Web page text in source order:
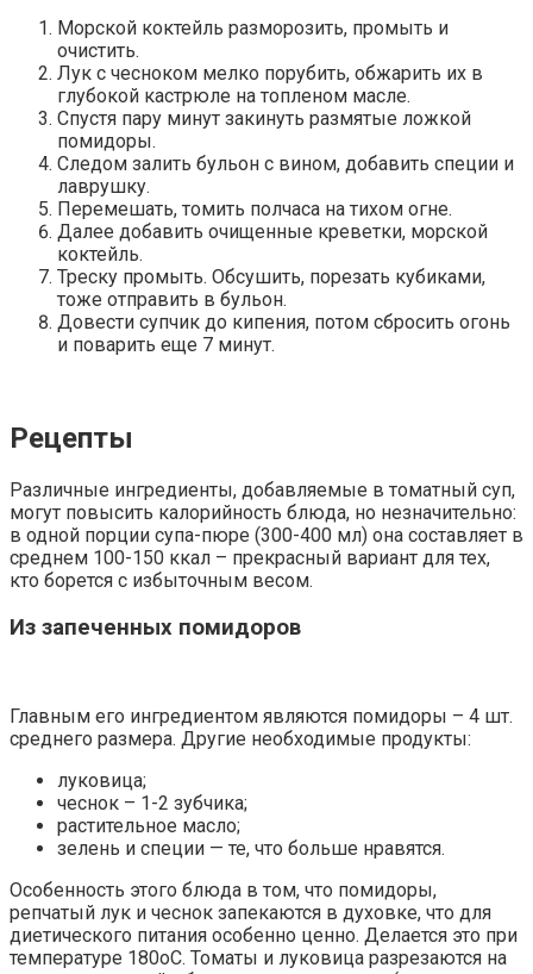
Морской коктейль разморозить, промыть и
очистить.
Лук с чесноком мелко порубить, обжарить их в
глубокой кастрюле на топленом масле.
Спустя пару минут закинуть размятые ложкой
помидоры.
Следом залить бульон с вином, добавить специи и
лаврушку.
Перемешать, томить полчаса на тихом огне.
Далее добавить очищенные креветки, морской
коктейль.
Треску промыть. Обсушить, порезать кубиками,
тоже отправить в бульон.
Довести супчик до кипения, потом сбросить огонь
и поварить еще 7 минут.
Рецепты
Различные ингредиенты, добавляемые в томатный суп,
могут повысить калорийность блюда, но незначительно:
в одной порции супа-пюре (300-400 мл) она составляет в
среднем 100-150 ккал – прекрасный вариант для тех,
кто борется с избыточным весом.
Из запеченных помидоров
Главным его ингредиентом являются помидоры – 4 шт.
среднего размера. Другие необходимые продукты:
луковица;
чеснок – 1-2 зубчика;
растительное масло;
зелень и специи — те, что больше нравятся.
Особенность этого блюда в том, что помидоры,
репчатый лук и чеснок запекаются в духовке, что для
диетического питания особенно ценно. Делается это при
температуре 180оС. Томаты и луковица разрезаются на